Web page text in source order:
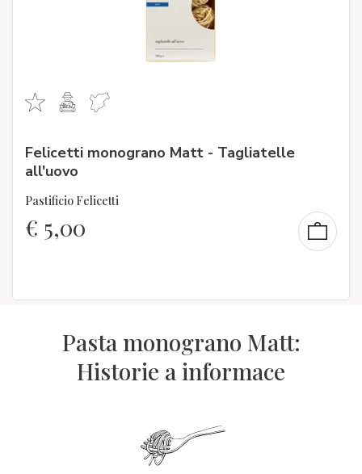
Felicetti monograno Matt - Tagliatelle
all'uovo
Pastificio Felicetti
€ 5,00
Pasta monograno Matt:
Historie a informace